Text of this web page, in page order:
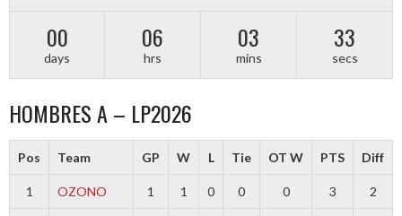
00
days
06
hrs
03
mins
32
secs
HOMBRES A – LP2026
Pos Team GP W L Tie OT W PTS Diff
1 OZONO 1 1 0 0 0 3 2